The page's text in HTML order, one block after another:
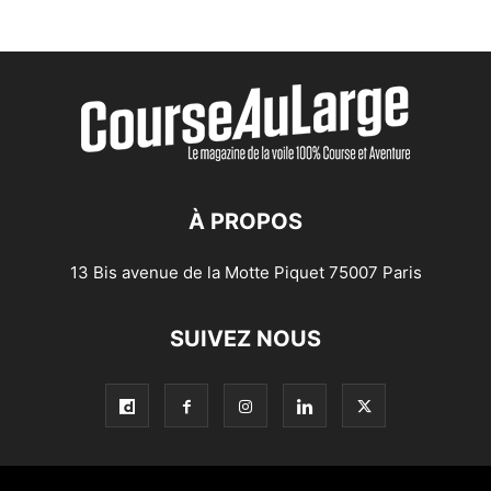
À PROPOS
13 Bis avenue de la Motte Piquet 75007 Paris
SUIVEZ NOUS